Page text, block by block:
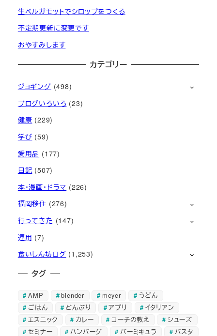
生ベルガモットでシロップをつくる
不定期更新に変更です
おやすみします
カテゴリー
ジョギング (498)
ブログいろいろ (23)
健康 (229)
学び (59)
愛用品 (177)
日記 (507)
本・漫画・ドラマ (226)
福岡移住 (276)
行ってきた (147)
運用 (7)
食いしん坊ログ (1,253)
タグ
AMP blender meyer
うどん
ごはん
どんぶり アプリ
イタリアン
エスニック
カレー コーチの教え
シューズ
セミナー
ハンバーグ バーミキュラ パスタ